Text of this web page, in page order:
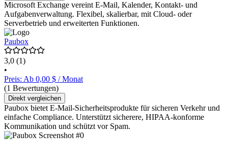
Microsoft Exchange vereint E-Mail, Kalender, Kontakt- und
Aufgabenverwaltung. Flexibel, skalierbar, mit Cloud- oder
Serverbetrieb und erweiterten Funktionen.
Paubox
3,0 (1)
•
Preis: Ab 0,00 $ / Monat
(1 Bewertungen)
Direkt vergleichen
Paubox bietet E-Mail-Sicherheitsprodukte für sicheren Verkehr und
einfache Compliance. Unterstützt sicherere, HIPAA-konforme
Kommunikation und schützt vor Spam.